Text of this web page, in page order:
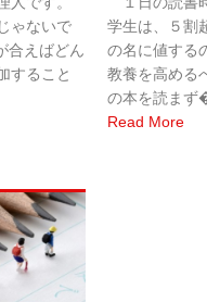
ゃないで
合えばどん
すること
学生は、５割
の名に値する
教養を高める
の本を読まず
Read More